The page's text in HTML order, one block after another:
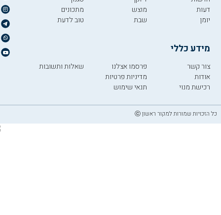
דעות
יומן
מוצש
שבת
מתכונים
טוב לדעת
מידע כללי
צור קשר
אודות
רכישת מנוי
פרסמו אצלנו
מדיניות פרטיות
תנאי שימוש
שאלות ותשובות
כל הזכויות שמורות למקור ראשון ⓒ